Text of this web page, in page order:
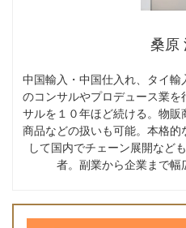
桑原
中国輸入・中国仕入れ、タイ
のコンサルやプロデュース業
サルを１０年ほど続ける。物
商品などの扱いも可能。本格的
して国内でチェーン展開など
者。副業から企業まで幅